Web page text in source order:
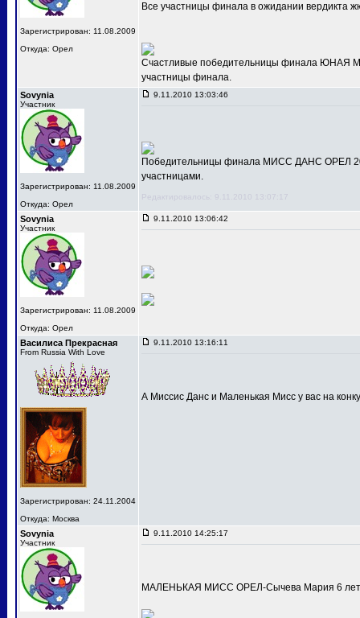
Зарегистрирован: 11.08.2009
Откуда: Орел
Все участницы финала в ожидании вердикта
Счастливые победительницы финала ЮНАЯ
участницы финала.
Sovynia
Участник
Зарегистрирован: 11.08.2009
Откуда: Орел
9.11.2010 13:03:46
Победительницы финала МИСС ДАНС ОРЕЛ
участницами.
Редактировалось: 9.11.2010 13:07:17
Sovynia
Участник
Зарегистрирован: 11.08.2009
Откуда: Орел
9.11.2010 13:06:42
Василиса Прекрасная
From Russia With Love
Зарегистрирован: 24.11.2004
Откуда: Москва
9.11.2010 13:16:11
А Миссис Данс и Маленькая Мисс у вас на
Sovynia
Участник
9.11.2010 14:25:17
МАЛЕНЬКАЯ МИСС ОРЕЛ-Сычева Мария 6